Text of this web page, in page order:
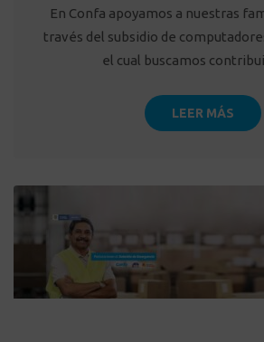
En Confa apoyamos a nuestras
través del subsidio de
el cual buscamos
LEER MÁS